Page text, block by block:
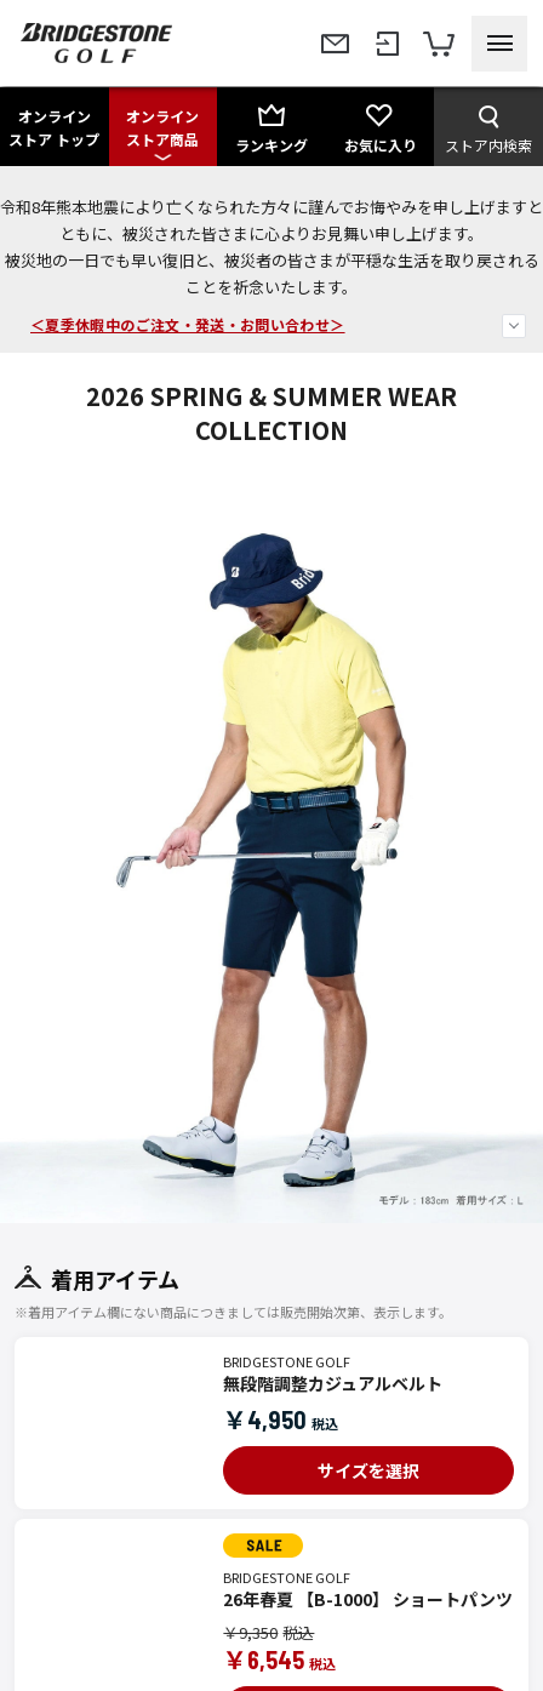
オンライン
ストア トップ
オンライン
ストア商品
ランキング お気に入り ストア内検索
令和8年熊本地震により亡くなられた方々に謹んでお悔やみを申し上げますと
ともに、被災された皆さまに心よりお見舞い申し上げます。
被災地の一日でも早い復旧と、被災者の皆さまが平穏な生活を取り戻される
ことを祈念いたします。
今なら新規会員登録で1,000円OFFクーポンプレゼント！
＜商品配送に関するお知らせ＞
＜夏季休暇中のご注文・発送・お問い合わせ＞
2026 SPRING & SUMMER WEAR
COLLECTION
着用アイテム
※着用アイテム欄にない商品につきましては販売開始次第、表示します。
BRIDGESTONE GOLF
無段階調整カジュアルベルト
￥4,950
サイズを選択
BRIDGESTONE GOLF
26年春夏 【B-1000】 ショートパンツ
￥9,350
￥6,545